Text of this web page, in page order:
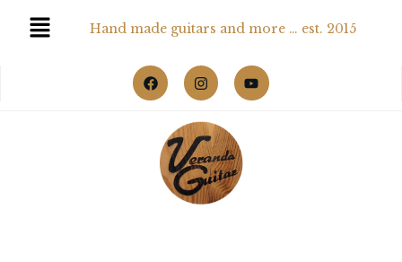
Hand made guitars and more … est. 2015